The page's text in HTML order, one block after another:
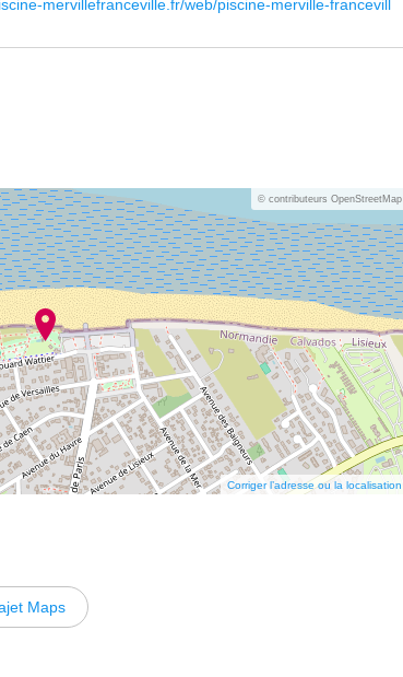
mervillefranceville.fr/web/piscine-merville-francevill
© contributeurs OpenStreetMap
Corriger l’adresse ou la localisation
Maps